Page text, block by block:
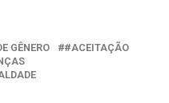
GÊNERO
#ACEITAÇÃO